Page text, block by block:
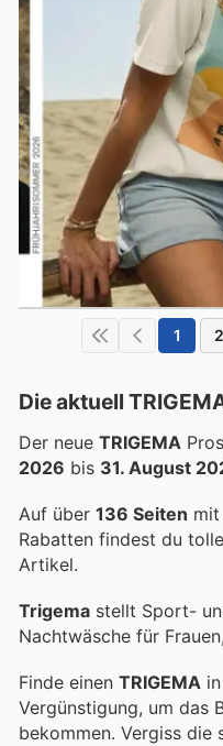
1 2
Die aktuell
Der neue TRIGEMA
2026 bis 31. August
Auf über 136 Seiten
Rabatten findest du
Artikel.
Trigema stellt Sport-
Nachtwäsche für
Finde einen TRIGEMA
Vergünstigung, um das
bekommen. Vergiss die